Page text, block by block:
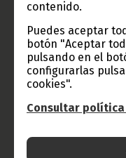
contenido.
Puedes aceptar
botón "Aceptar
pulsando en el
configurarlas
cookies".
Consultar política
En el marco de su
Presidente de la
mantenido un
asesor político del
Stephen Miller, figura
dentro de la actual